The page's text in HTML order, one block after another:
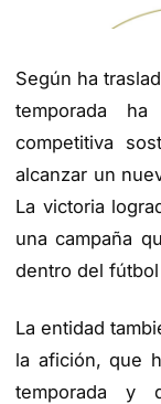
Según ha
temporada
competitiva
alcanzar un
La victoria
una campaña
dentro del
La entidad
la afición, que
temporada y